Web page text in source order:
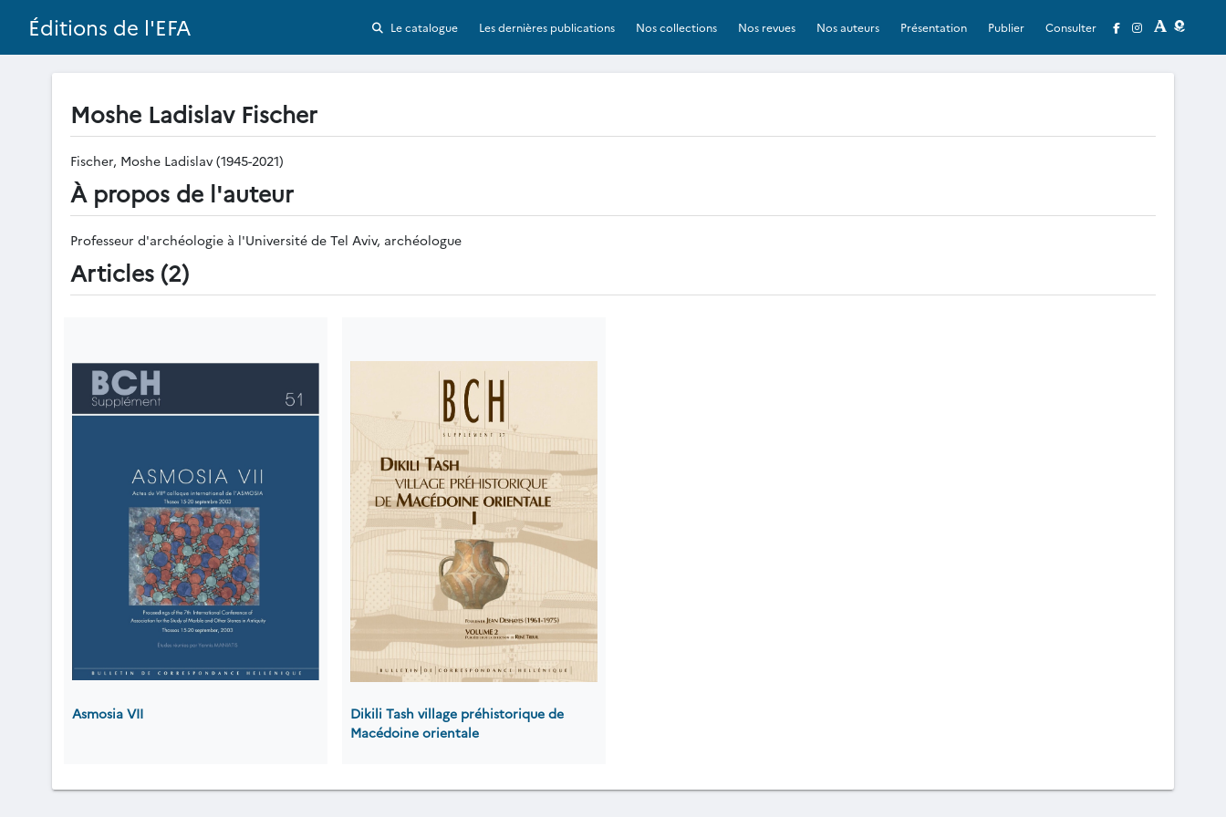
Éditions de l'EFA Le catalogue Les dernières publications Nos collections Nos revues Nos auteurs Présentation Publier Consulter
Moshe Ladislav Fischer
Fischer, Moshe Ladislav (1945-2021)
À propos de l'auteur
Professeur d'archéologie à l'Université de Tel Aviv, archéologue
Articles (2)
Asmosia VII
Dikili Tash village préhistorique de
Macédoine orientale